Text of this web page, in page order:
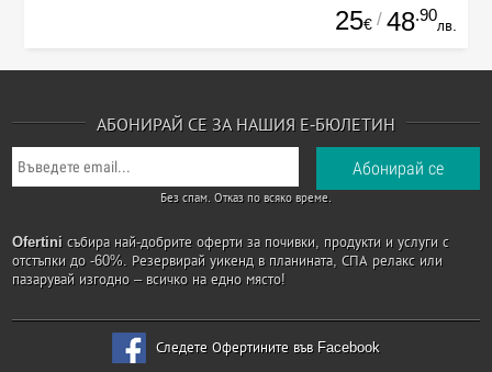
25€ / 48.90
лв.
АБОНИРАЙ СЕ ЗА НАШИЯ Е-БЮЛЕТИН
Без спам. Отказ по всяко време.
Ofertini събира най-добрите оферти за почивки, продукти и услуги с
отстъпки до -60%. Резервирай уикенд в планината, СПА релакс или
пазарувай изгодно – всичко на едно място!
Следете Офертините във Facebook